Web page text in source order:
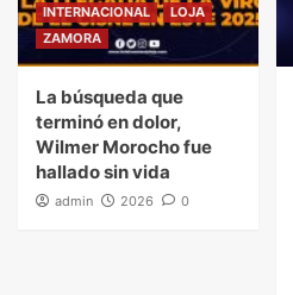
INTERNACIONAL
LOJA
ZAMORA
La búsqueda que
terminó en dolor,
Wilmer Morocho fue
hallado sin vida
admin 2026 0